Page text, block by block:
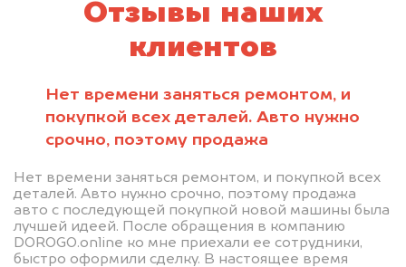
Отзывы наших
клиентов
Нет времени заняться ремонтом, и
покупкой всех деталей. Авто нужно
срочно, поэтому продажа
Нет времени заняться ремонтом, и покупкой всех
деталей. Авто нужно срочно, поэтому продажа
авто с последующей покупкой новой машины была
лучшей идеей. После обращения в компанию
DOROGO.online ко мне приехали ее сотрудники,
быстро оформили сделку. В настоящее время